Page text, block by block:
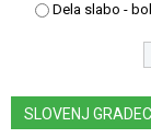
Dela slabo -
SLOVENJ GRADEC